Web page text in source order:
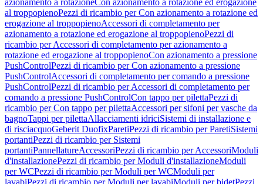
azionamento a rotazioneCon azionamento a rotazione ed erogazione
al troppopienoPezzi di ricambio per Con azionamento a rotazione ed
erogazione al troppopienoAccessori di completamento per
azionamento a rotazione ed erogazione al troppopienoPezzi di
ricambio per Accessori di completamento per azionamento a
rotazione ed erogazione al troppopienoCon azionamento a pressione
PushControlPezzi di ricambio per Con azionamento a pressione
PushControlAccessori di completamento per comando a pressione
PushControlPezzi di ricambio per Accessori di completamento per
comando a pressione PushControlCon tappo per pilettaPezzi di
ricambio per Con tappo per pilettaAccessori per sifoni per vasche da
bagnoTappi per pilettaAllacciamenti idriciSistemi di installazione e
di risciacquoGeberit DuofixParetiPezzi di ricambio per ParetiSistemi
portantiPezzi di ricambio per Sistemi
portantiPannellatureAccessoriPezzi di ricambio per AccessoriModuli
d'installazionePezzi di ricambio per Moduli d'installazioneModuli
per WCPezzi di ricambio per Moduli per WCModuli per
lavabiPezzi di ricambio per Moduli per lavabiModuli per bidetPezzi